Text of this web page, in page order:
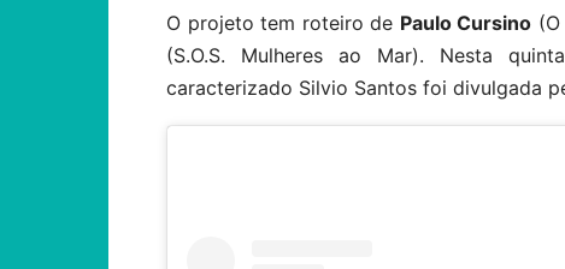
O projeto tem roteiro de Paulo Cursino
(S.O.S. Mulheres ao Mar). Nesta
caracterizado Silvio Santos foi divulgada